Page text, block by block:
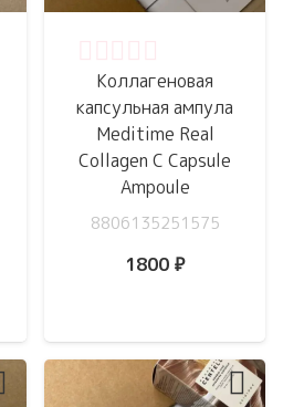
Коллагеновая
капсульная ампула
Meditime Real
Collagen C Capsule
Ampoule
8806135251575
1800 ₽